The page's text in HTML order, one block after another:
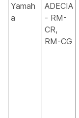
Yamah
a
ADECIA
- RM-
CR,
RM-CG